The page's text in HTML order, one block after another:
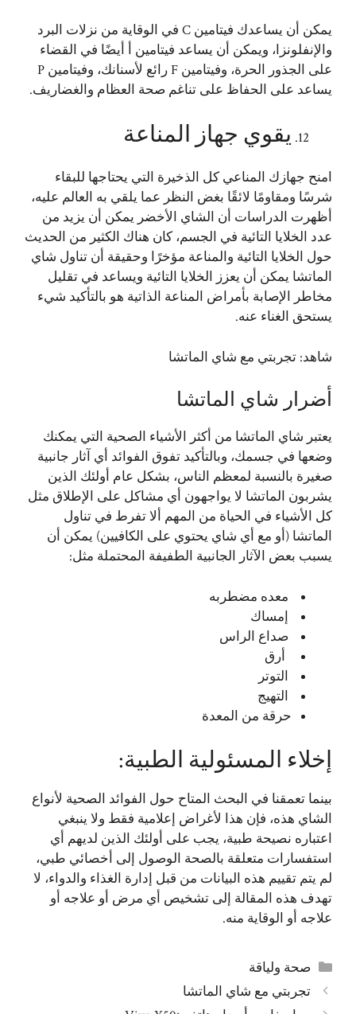
يمكن أن يساعدك فيتامين C في الوقاية من نزلات البرد
والإنفلونزا، ويمكن أن يساعد فيتامين أ أيضًا في القضاء
على الجذور الحرة، وفيتامين F رائع لأسنانك، وفيتامين P
يساعد على الحفاظ على تناغم صحة العظام والغضاريف.
يقوي جهاز المناعة
امنح جهازك المناعي كل الذخيرة التي يحتاجها للبقاء
شرسًا ومقاومًا لائقًا بغض النظر عما يلقي به العالم عليه،
أظهرت الدراسات أن الشاي الأخضر يمكن أن يزيد من
عدد الخلايا التائية في الجسم، كان هناك الكثير من الحديث
حول الخلايا التائية والمناعة مؤخرًا وحقيقة أن تناول شاي
الماتشا يمكن أن يعزز الخلايا التائية ويساعد في تقليل
مخاطر الإصابة بأمراض المناعة الذاتية هو بالتأكيد شيء
يستحق الغناء عنه.
شاهد: تجربتي مع شاي الماتشا
أضرار شاي الماتشا
يعتبر شاي الماتشا من أكثر الأشياء الصحية التي يمكنك
وضعها في جسمك، وبالتأكيد تفوق الفوائد أي آثار جانبية
صغيرة بالنسبة لمعظم الناس، بشكل عام أولئك الذين
يشربون الماتشا لا يواجهون أي مشاكل على الإطلاق مثل
كل الأشياء في الحياة من المهم ألا تفرط في تناول
الماتشا (أو مع أي شاي يحتوي على الكافيين) يمكن أن
يسبب بعض الآثار الجانبية الطفيفة المحتملة مثل:
معده مضطربه
إمساك
صداع الراس
أرق
التوتر
التهيج
حرقة من المعدة
إخلاء المسئولية الطبية:
بينما تعمقنا في البحث المتاح حول الفوائد الصحية لأنواع
الشاي هذه، فإن هذا لأغراض إعلامية فقط ولا ينبغي
اعتباره نصيحة طبية، يجب على أولئك الذين لديهم أي
استفسارات متعلقة بالصحة الوصول إلى أخصائي طبي،
لم يتم تقييم هذه البيانات من قبل إدارة الغذاء والدواء، لا
تهدف هذه المقالة إلى تشخيص أي مرض أو علاجه أو
علاجه أو الوقاية منه.
التصنيفات
صحة ولياقة
تجربتي مع شاي الماتشا